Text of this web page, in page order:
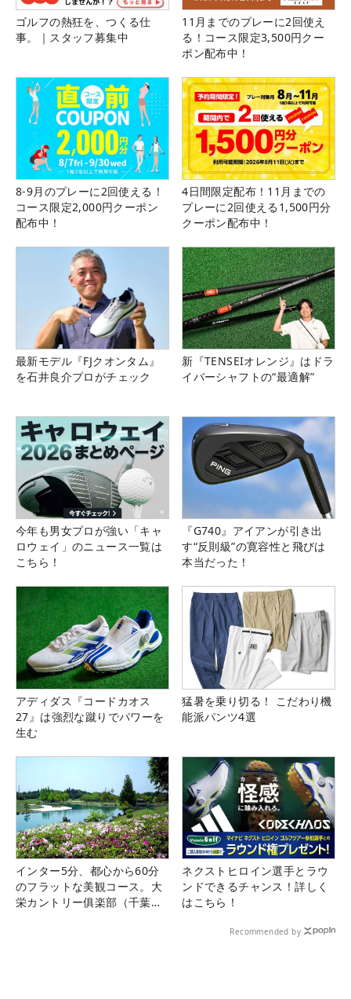
ゴルフの熱狂を、つくる仕
事。｜スタッフ募集中
11月までのプレーに2回使え
る！コース限定3,500円クー
ポン配布中！
8-9月のプレーに2回使える！
コース限定2,000円クーポン
配布中！
4日間限定配布！11月までの
プレーに2回使える1,500円分
クーポン配布中！
最新モデル『FJクオンタム』
を石井良介プロがチェック
新『TENSEIオレンジ』はドラ
イバーシャフトの“最適解”
今年も男女プロが強い「キャ
ロウェイ」のニュース一覧は
こちら！
『G740』アイアンが引き出
す“反則級”の寛容性と飛びは
本当だった！
アディダス『コードカオス
27』は強烈な蹴りでパワーを
生む
猛暑を乗り切る！ こだわり機
能派パンツ4選
インター5分、都心から60分
のフラットな美観コース。大
栄カントリー俱楽部（千葉
ネクストヒロイン選手とラウ
ンドできるチャンス！詳しく
はこちら！
Recommended by